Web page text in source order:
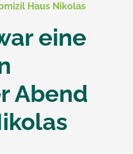
Haus Nikolas
eine
Abend